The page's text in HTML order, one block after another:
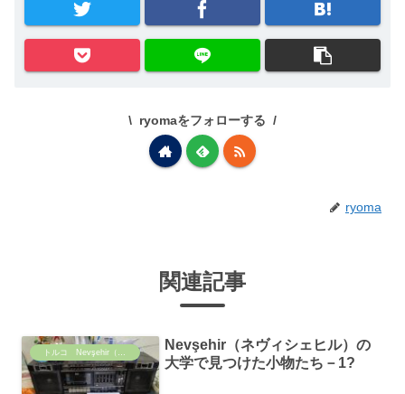
ryomaをフォローする
ryoma
関連記事
Nevşehir（ネヴィシェヒル）の
大学で見つけた小物たち－1?